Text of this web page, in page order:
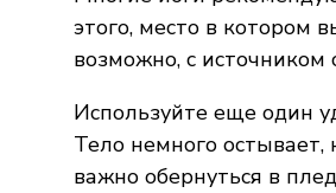
этого, место в котором
возможно, с источником
Используйте еще один
Тело немного
важно обернуться в